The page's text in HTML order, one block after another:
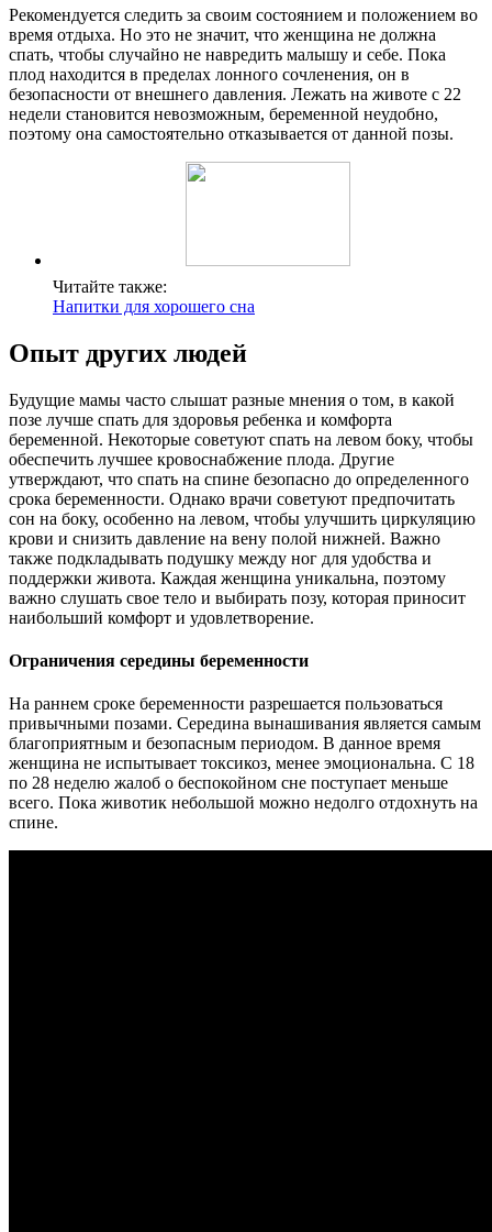
Рекомендуется следить за своим состоянием и положением во
время отдыха. Но это не значит, что женщина не должна
спать, чтобы случайно не навредить малышу и себе. Пока
плод находится в пределах лонного сочленения, он в
безопасности от внешнего давления. Лежать на животе с 22
недели становится невозможным, беременной неудобно,
поэтому она самостоятельно отказывается от данной позы.
Читайте также:
Напитки для хорошего сна
Опыт других людей
Будущие мамы часто слышат разные мнения о том, в какой
позе лучше спать для здоровья ребенка и комфорта
беременной. Некоторые советуют спать на левом боку, чтобы
обеспечить лучшее кровоснабжение плода. Другие
утверждают, что спать на спине безопасно до определенного
срока беременности. Однако врачи советуют предпочитать
сон на боку, особенно на левом, чтобы улучшить циркуляцию
крови и снизить давление на вену полой нижней. Важно
также подкладывать подушку между ног для удобства и
поддержки живота. Каждая женщина уникальна, поэтому
важно слушать свое тело и выбирать позу, которая приносит
наибольший комфорт и удовлетворение.
Ограничения середины беременности
На раннем сроке беременности разрешается пользоваться
привычными позами. Середина вынашивания является самым
благоприятным и безопасным периодом. В данное время
женщина не испытывает токсикоз, менее эмоциональна. С 18
по 28 неделю жалоб о беспокойном сне поступает меньше
всего. Пока животик небольшой можно недолго отдохнуть на
спине.